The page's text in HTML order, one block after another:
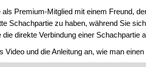
Premium-Mitglied mit einem Freund,
Schachpartie zu haben, während Sie
die direkte Verbindung einer Schachpartie
Video und die Anleitung an, wie man einen